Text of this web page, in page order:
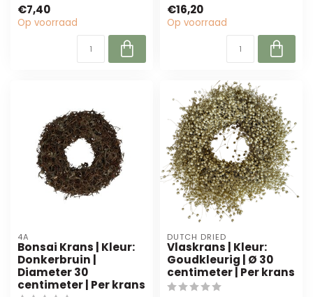
Perfect voor ...
€7,40
Op voorraad
€16,20
Op voorraad
4A
Bonsai Krans | Kleur:
Donkerbruin |
Diameter 30
centimeter | Per krans
DUTCH DRIED
Vlaskrans | Kleur:
Goudkleurig | Ø 30
centimeter | Per krans